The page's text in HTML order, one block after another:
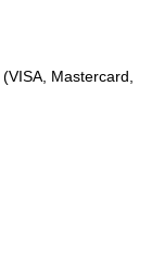
(VISA, Mastercard,